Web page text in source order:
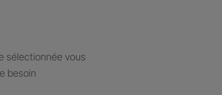
sélectionnée vous
besoin